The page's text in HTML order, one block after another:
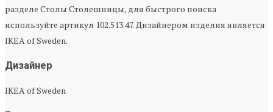
разделе Столы Столешницы, для быстрого поиска
используйте артикул 102.513.47. Дизайнером изделия является
IKEA of Sweden.
Дизайнер
IKEA of Sweden